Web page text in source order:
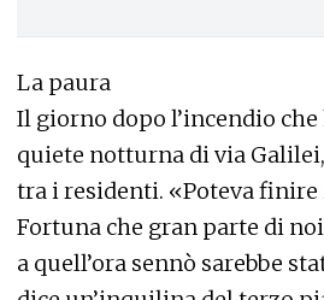
La paura
Il giorno dopo l’incendio
quiete notturna di via
tra i residenti. «Poteva finire
Fortuna che gran parte di
a quell’ora sennò sarebbe